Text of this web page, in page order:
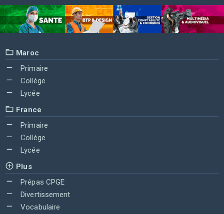
Maroc
Primaire
Collège
Lycée
France
Primaire
Collège
Lycée
Plus
Prépas CPGE
Divertissement
Vocabulaire